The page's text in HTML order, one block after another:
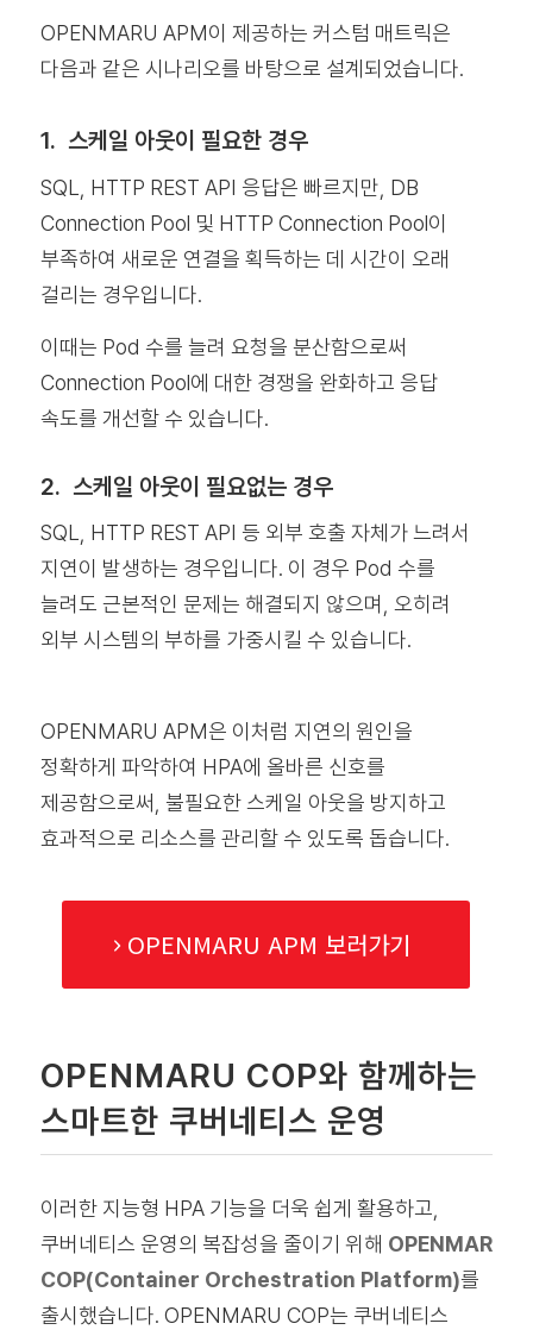
OPENMARU APM이 제공하는 커스텀 매트릭은
다음과 같은 시나리오를 바탕으로 설계되었습니다.
1. 스케일 아웃이 필요한 경우
SQL, HTTP REST API 응답은 빠르지만, DB
Connection Pool 및 HTTP Connection Pool이
부족하여 새로운 연결을 획득하는 데 시간이 오래
걸리는 경우입니다.
이때는 Pod 수를 늘려 요청을 분산함으로써
Connection Pool에 대한 경쟁을 완화하고 응답
속도를 개선할 수 있습니다.
2. 스케일 아웃이 필요없는 경우
SQL, HTTP REST API 등 외부 호출 자체가 느려서
지연이 발생하는 경우입니다. 이 경우 Pod 수를
늘려도 근본적인 문제는 해결되지 않으며, 오히려
외부 시스템의 부하를 가중시킬 수 있습니다.
OPENMARU APM은 이처럼 지연의 원인을
정확하게 파악하여 HPA에 올바른 신호를
제공함으로써, 불필요한 스케일 아웃을 방지하고
효과적으로 리소스를 관리할 수 있도록 돕습니다.
OPENMARU APM 보러가기
OPENMARU COP와 함께하는
스마트한 쿠버네티스 운영
이러한 지능형 HPA 기능을 더욱 쉽게 활용하고,
쿠버네티스 운영의 복잡성을 줄이기 위해 OPENMAR
COP(Container Orchestration Platform)를
출시했습니다. OPENMARU COP는 쿠버네티스